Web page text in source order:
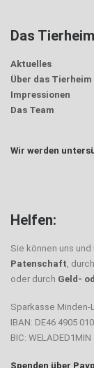
Das
Aktuelles
Über das Tierheim
Impressionen
Das Team
Wir werden
Helfen:
Sie können uns
Patenschaft,
oder durch Geld-
Sparkasse
IBAN: DE46 4905
BIC: WELADED1MIN
Spenden über